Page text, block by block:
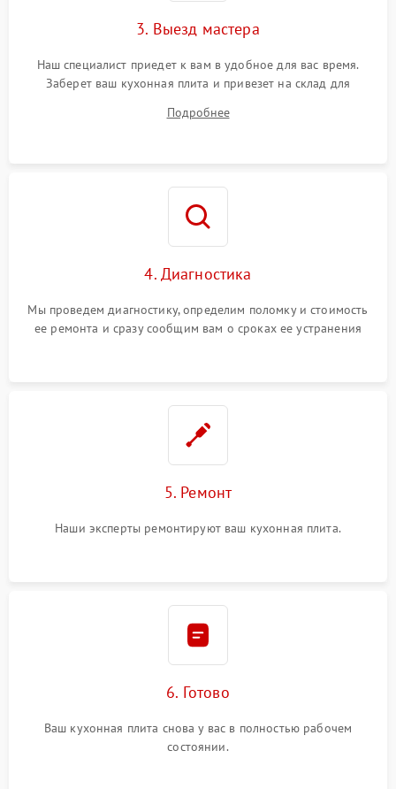
3. Выезд мастера
Наш специалист приедет к вам в удобное для вас время.
Заберет ваш кухонная плита и привезет на склад для
Подробнее
4. Диагностика
Мы проведем диагностику, определим поломку и стоимость
ее ремонта и сразу сообщим вам о сроках ее устранения
5. Ремонт
Наши эксперты ремонтируют ваш кухонная плита.
6. Готово
Ваш кухонная плита снова у вас в полностью рабочем
состоянии.